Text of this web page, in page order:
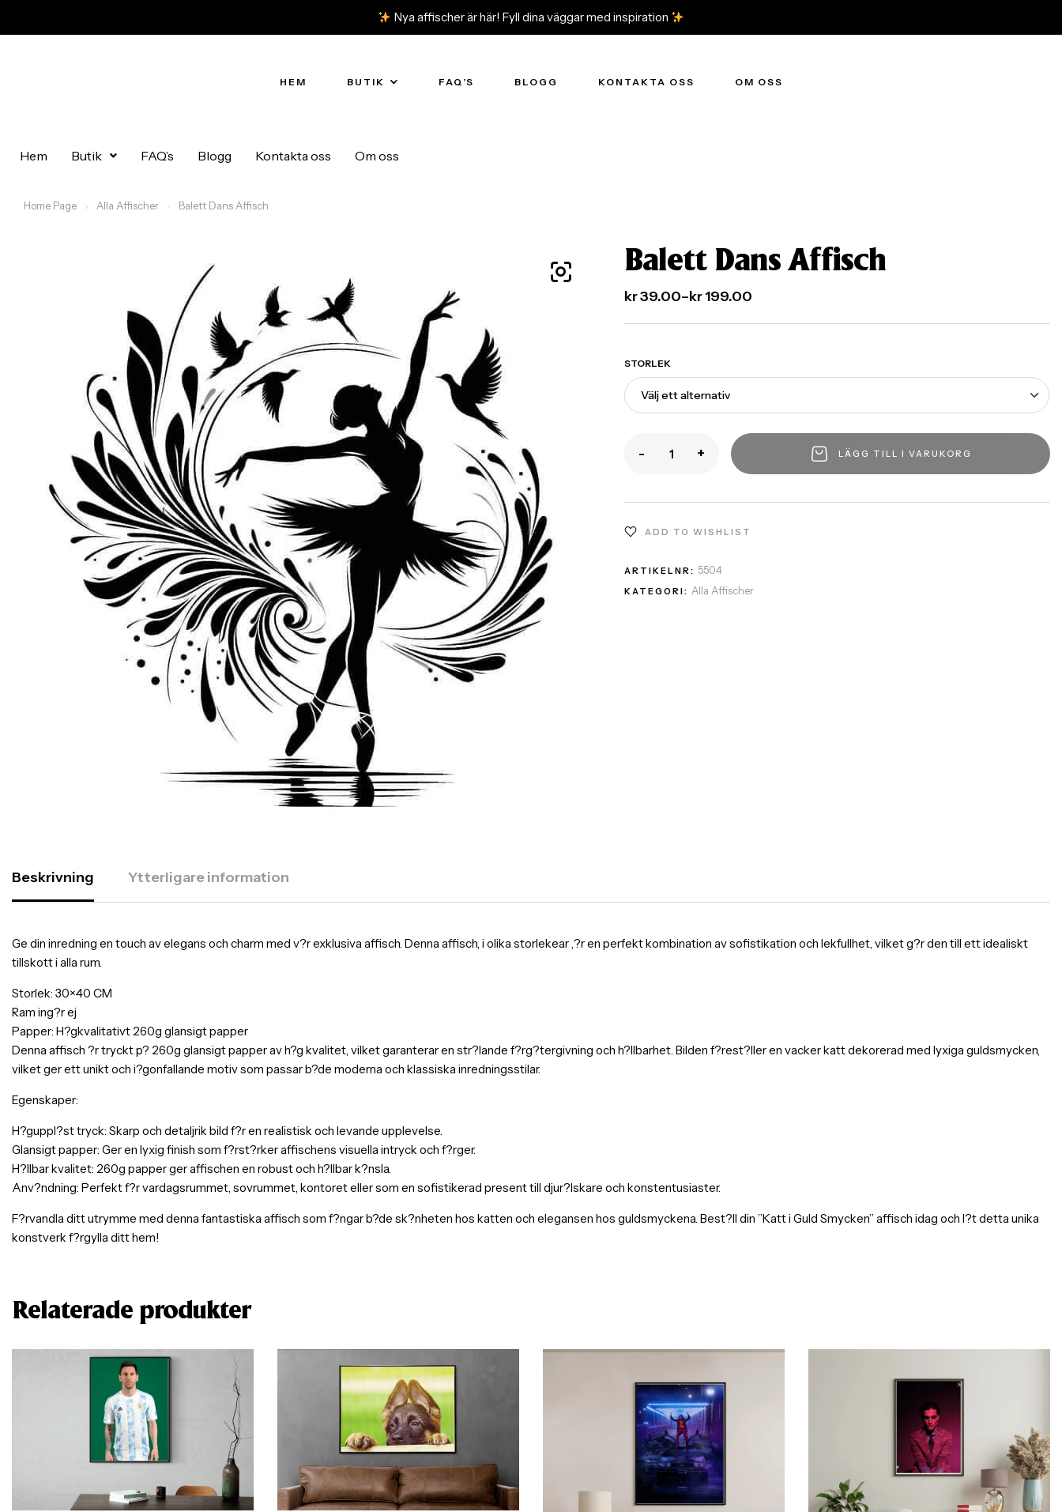
Nya affischer är här! Fyll dina väggar med inspiration
HEM BUTIK FAQ’S BLOGG KONTAKTA OSS OM OSS
Hem Butik FAQ’s Blogg Kontakta oss Om oss
Home Page Alla Affischer Balett Dans Affisch
Balett Dans Affisch
kr39.00–kr199.00
STORLEK
- + LÄGG TILL I VARUKORG
ADD TO WISHLIST
ARTIKELNR: 5504
KATEGORI:Alla Affischer
Beskrivning Ytterligare information
Ge din inredning en touch av elegans och charm med v?r exklusiva affisch. Denna affisch, i olika storlekear ,?r en perfekt kombination av sofistikation och lekfullhet, vilket g?r den till ett idealiskt
tillskott i alla rum.
Storlek: 30×40 CM
Ram ing?r ej
Papper: H?gkvalitativt 260g glansigt papper
Denna affisch ?r tryckt p? 260g glansigt papper av h?g kvalitet, vilket garanterar en str?lande f?rg?tergivning och h?llbarhet. Bilden f?rest?ller en vacker katt dekorerad med lyxiga guldsmycken,
vilket ger ett unikt och i?gonfallande motiv som passar b?de moderna och klassiska inredningsstilar.
Egenskaper:
H?guppl?st tryck: Skarp och detaljrik bild f?r en realistisk och levande upplevelse.
Glansigt papper: Ger en lyxig finish som f?rst?rker affischens visuella intryck och f?rger.
H?llbar kvalitet: 260g papper ger affischen en robust och h?llbar k?nsla.
Anv?ndning: Perfekt f?r vardagsrummet, sovrummet, kontoret eller som en sofistikerad present till djur?lskare och konstentusiaster.
F?rvandla ditt utrymme med denna fantastiska affisch som f?ngar b?de sk?nheten hos katten och elegansen hos guldsmyckena. Best?ll din ”Katt i Guld Smycken” affisch idag och l?t detta unika
konstverk f?rgylla ditt hem!
Relaterade produkter